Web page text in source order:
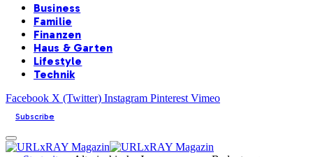
Business
Familie
Finanzen
Haus & Garten
Lifestyle
Technik
Facebook X (Twitter) Instagram Pinterest Vimeo
Subscribe